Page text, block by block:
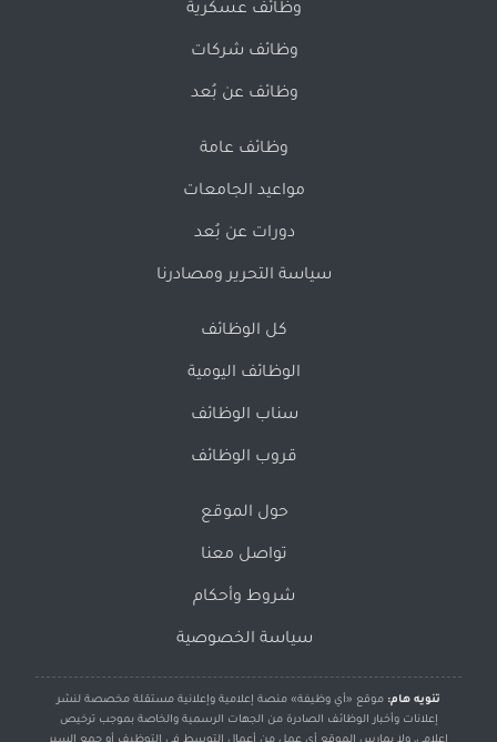
وظائف عسكرية
وظائف شركات
وظائف عن بُعد
وظائف عامة
مواعيد الجامعات
دورات عن بُعد
سياسة التحرير ومصادرنا
كل الوظائف
الوظائف اليومية
سناب الوظائف
قروب الوظائف
حول الموقع
تواصل معنا
شروط وأحكام
سياسة الخصوصية
تنويه هام: موقع «أي وظيفة» منصة إعلامية وإعلانية مستقلة مخصصة لنشر
إعلانات وأخبار الوظائف الصادرة من الجهات الرسمية والخاصة بموجب ترخيص